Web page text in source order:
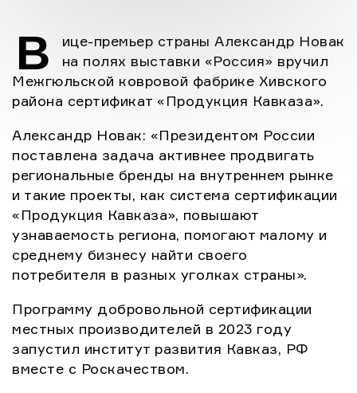
малому и среднему бизнесу найти своего
потребителя в разных уголках страны».
Программу добровольной […]
В
ице-премьер страны Александр Новак
на полях выставки «Россия» вручил
Межгюльской ковровой фабрике Хивского
района сертификат «Продукция Кавказа».
Александр Новак: «Президентом России
поставлена задача активнее продвигать
региональные бренды на внутреннем рынке
и такие проекты, как система сертификации
«Продукция Кавказа», повышают
узнаваемость региона, помогают малому и
среднему бизнесу найти своего
потребителя в разных уголках страны».
Программу добровольной сертификации
местных производителей в 2023 году
запустил институт развития Кавказ, РФ
вместе с Роскачеством.